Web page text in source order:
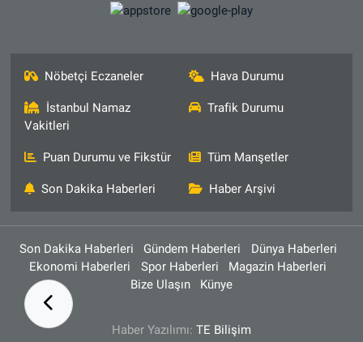
Nöbetçi Eczaneler Hava Durumu
İstanbul Namaz
Vakitleri
Trafik Durumu
Puan Durumu ve Fikstür Tüm Manşetler
Son Dakika Haberleri Haber Arşivi
Son Dakika Haberleri Gündem Haberleri
Dünya Haberleri
Ekonomi Haberleri
Spor Haberleri
Magazin Haberleri
Bize Ulaşın
Künye
Haber Yazılımı: TE Bilişim